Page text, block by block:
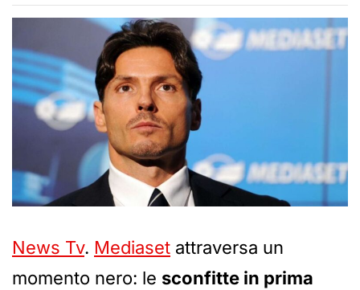
News Tv. Mediaset attraversa un
momento nero: le sconfitte in prima